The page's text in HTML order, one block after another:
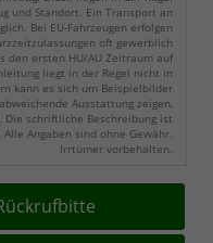
und Standort. Ein Transport an
Bei EU-Fahrzeugen erfolgen
oft gewerblich
den ersten HU/AU Zeitraum auf
liegt in der Regel nicht in
kann es sich um Beispielbilder
Ausstattung zeigen,
schriftliche Beschreibung ist
Angaben sind ohne Gewähr.
Irrtümer vorbehalten.